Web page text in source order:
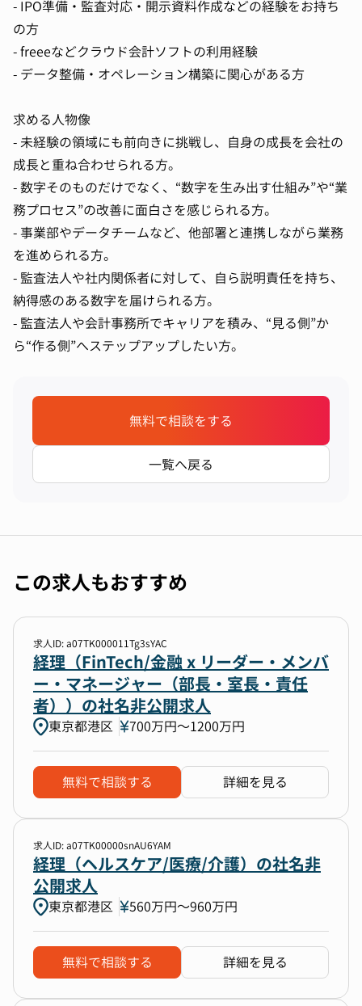
- IPO準備・監査対応・開示資料作成などの経験をお持ち
の方
- freeeなどクラウド会計ソフトの利用経験
- データ整備・オペレーション構築に関心がある方
求める人物像
- 未経験の領域にも前向きに挑戦し、自身の成長を会社の
成長と重ね合わせられる方。
- 数字そのものだけでなく、“数字を生み出す仕組み”や“業
務プロセス”の改善に面白さを感じられる方。
- 事業部やデータチームなど、他部署と連携しながら業務
を進められる方。
- 監査法人や社内関係者に対して、自ら説明責任を持ち、
納得感のある数字を届けられる方。
- 監査法人や会計事務所でキャリアを積み、“見る側”か
ら“作る側”へステップアップしたい方。
無料で相談をする
一覧へ戻る
この求人もおすすめ
求人ID: a07TK000011Tg3sYAC
経理（FinTech/金融 x リーダー・メンバ
ー・マネージャー（部長・室長・責任
者））の社名非公開求人
東京都港区 700万円〜1200万円
無料で相談する 詳細を見る
求人ID: a07TK00000snAU6YAM
経理（ヘルスケア/医療/介護）の社名非
公開求人
東京都港区 560万円〜960万円
無料で相談する 詳細を見る